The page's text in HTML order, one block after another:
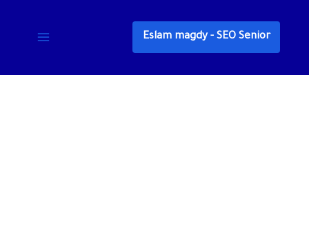
Eslam magdy - SEO Senior